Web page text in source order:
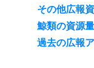
その他広報
鯨類の資源量
過去の広報